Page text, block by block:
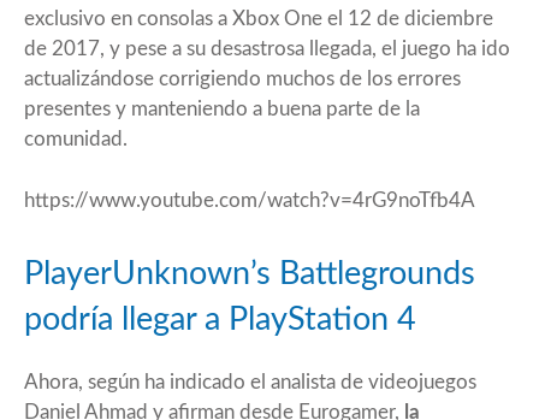
exclusivo en consolas a Xbox One el 12 de diciembre
de 2017, y pese a su desastrosa llegada, el juego ha ido
actualizándose corrigiendo muchos de los errores
presentes y manteniendo a buena parte de la
comunidad.
https://www.youtube.com/watch?v=4rG9noTfb4A
PlayerUnknown’s Battlegrounds
podría llegar a PlayStation 4
Ahora, según ha indicado el analista de videojuegos
Daniel Ahmad y afirman desde Eurogamer, la